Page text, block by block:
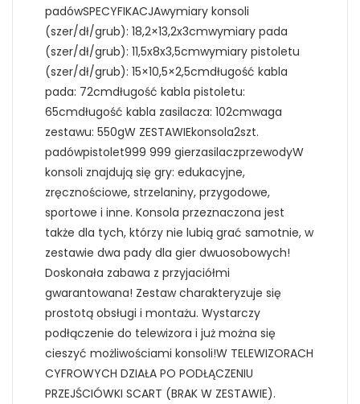
padówSPECYFIKACJAwymiary konsoli
(szer/dł/grub): 18,2×13,2x3cmwymiary pada
(szer/dł/grub): 11,5x8x3,5cmwymiary pistoletu
(szer/dł/grub): 15×10,5×2,5cmdługość kabla
pada: 72cmdługość kabla pistoletu:
65cmdługość kabla zasilacza: 102cmwaga
zestawu: 550gW ZESTAWIEkonsola2szt.
padówpistolet999 999 gierzasilaczprzewodyW
konsoli znajdują się gry: edukacyjne,
zręcznościowe, strzelaniny, przygodowe,
sportowe i inne. Konsola przeznaczona jest
także dla tych, którzy nie lubią grać samotnie, w
zestawie dwa pady dla gier dwuosobowych!
Doskonała zabawa z przyjaciółmi
gwarantowana! Zestaw charakteryzuje się
prostotą obsługi i montażu. Wystarczy
podłączenie do telewizora i już można się
cieszyć możliwościami konsoli!W TELEWIZORACH
CYFROWYCH DZIAŁA PO PODŁĄCZENIU
PRZEJŚCIÓWKI SCART (BRAK W ZESTAWIE).